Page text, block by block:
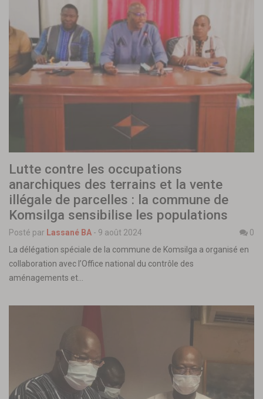
Lutte contre les occupations
anarchiques des terrains et la vente
illégale de parcelles : la commune de
Komsilga sensibilise les populations
Posté par Lassané BA - 9 août 2024
0
La délégation spéciale de la commune de Komsilga a organisé en
collaboration avec l’Office national du contrôle des
aménagements et…